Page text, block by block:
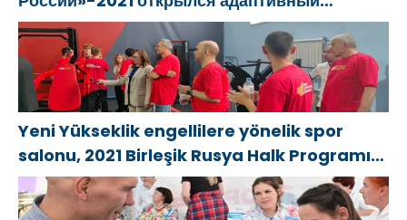
Новодвинске
Архангельской
области
спортзал «Новая высота»
Yeni Yükseklik engellilere yönelik spor
salonu, 2021 Birleşik Rusya Halk Programı
kapsamında Saratov’da açıldı